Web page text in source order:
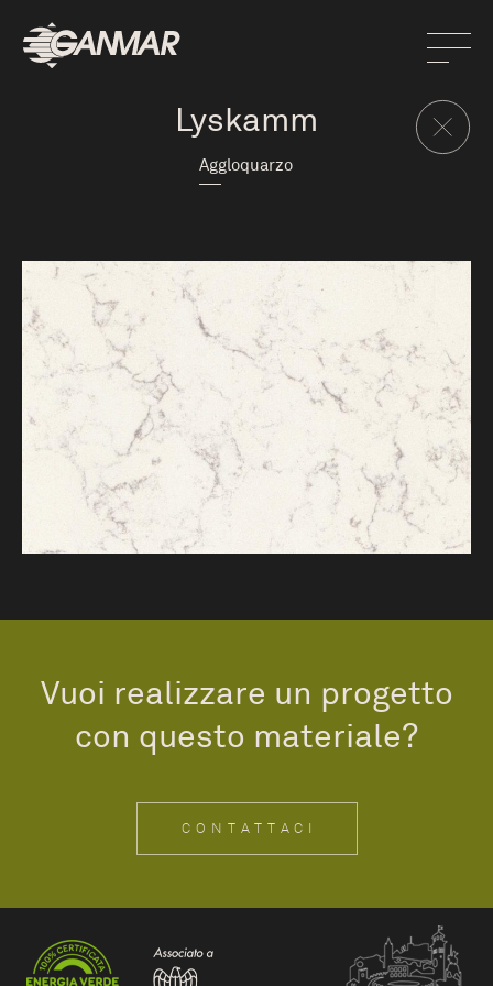
Lyskamm
Aggloquarzo
Vuoi realizzare un progetto
con questo materiale?
CONTATTACI